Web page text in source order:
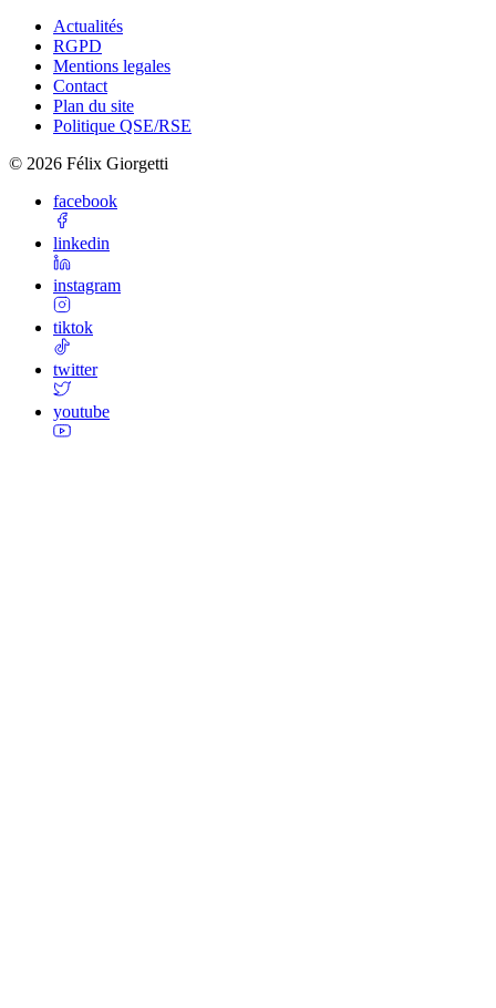
Actualités
RGPD
Mentions legales
Contact
Plan du site
Politique QSE/RSE
© 2026 Félix Giorgetti
facebook
linkedin
instagram
tiktok
twitter
youtube